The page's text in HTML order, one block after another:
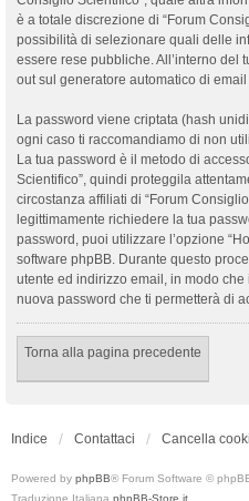
è a totale discrezione di “Forum
possibilità di selezionare quali delle
essere rese pubbliche. All’interno del
out sul generatore automatico di
La password viene criptata (hash
ogni caso ti raccomandiamo di non
La tua password è il metodo di
Scientifico”, quindi proteggila
circostanza affiliati di “Forum
legittimamente richiedere la tua
password, puoi utilizzare l’opzione
software phpBB. Durante questo
utente ed indirizzo email, in modo
nuova password che ti permetterà di
Torna alla pagina precedente
Indice Contattaci Cancella
Powered by phpBB® Forum Software ©
Traduzione Italiana phpBB-Store.it